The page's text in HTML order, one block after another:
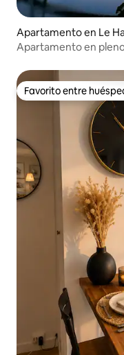
Apartamento en Le
Apartamento en
Favorito entre
Favorito entre